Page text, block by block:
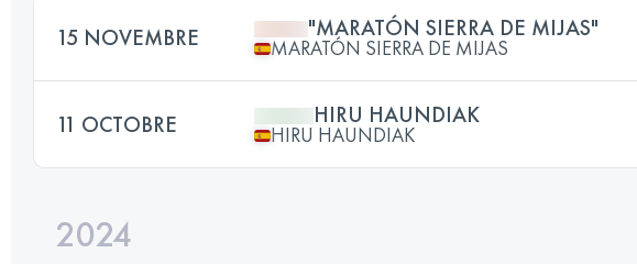
15 NOVEMBRE "MARATÓN SIERRA DE MIJAS"
MARATÓN SIERRA DE MIJAS
11 OCTOBRE HIRU HAUNDIAK
HIRU HAUNDIAK
2024